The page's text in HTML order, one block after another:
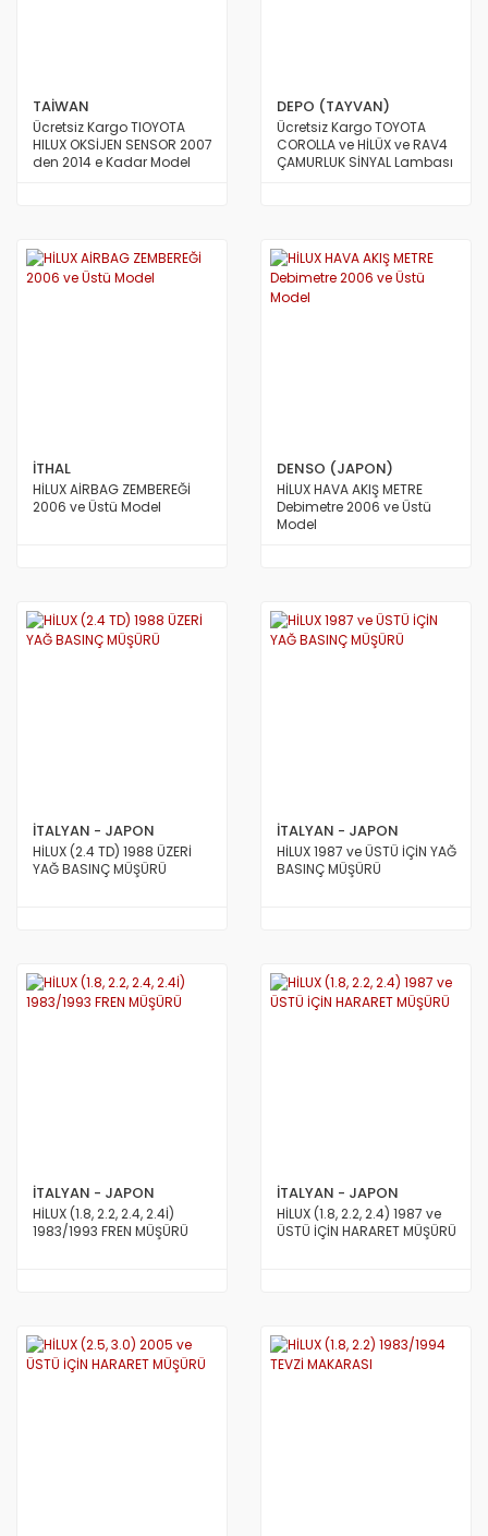
TAİWAN
Ücretsiz Kargo TIOYOTA
HILUX OKSİJEN SENSOR 2007
den 2014 e Kadar Model
DEPO (TAYVAN)
Ücretsiz Kargo TOYOTA
COROLLA ve HİLÜX ve RAV4
ÇAMURLUK SİNYAL Lambası
İTHAL
HİLUX AİRBAG ZEMBEREĞİ
2006 ve Üstü Model
DENSO (JAPON)
HİLUX HAVA AKIŞ METRE
Debimetre 2006 ve Üstü
Model
İTALYAN - JAPON
HİLUX (2.4 TD) 1988 ÜZERİ
YAĞ BASINÇ MÜŞÜRÜ
İTALYAN - JAPON
HİLUX 1987 ve ÜSTÜ İÇİN YAĞ
BASINÇ MÜŞÜRÜ
İTALYAN - JAPON
HİLUX (1.8, 2.2, 2.4, 2.4İ)
1983/1993 FREN MÜŞÜRÜ
İTALYAN - JAPON
HİLUX (1.8, 2.2, 2.4) 1987 ve
ÜSTÜ İÇİN HARARET MÜŞÜRÜ